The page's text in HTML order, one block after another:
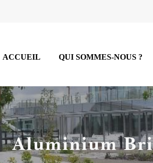
ACCUEIL QUI SOMMES-NOUS ?
Aluminium